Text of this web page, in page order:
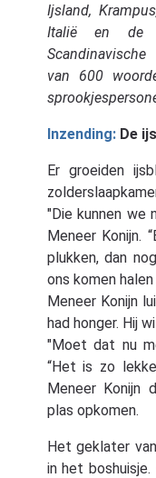
Ijsland,
Italië en de
van 600
Inzending:De
Er groeiden
"Die kunnen we
Meneer Konijn.
plukken, dan
ons komen
Meneer Konijn
had honger. Hij
"Moet dat nu
“Het is zo
Meneer Konijn
plas opkomen.
Het geklater
in het